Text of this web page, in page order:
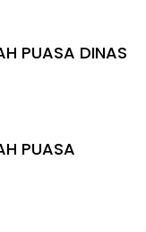
PUASA DINAS
PUASA